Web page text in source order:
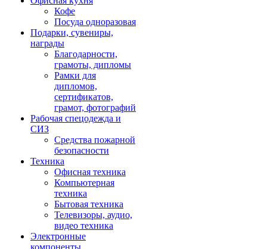
Кофе
Посуда одноразовая
Подарки, сувениры,
награды
Благодарности,
грамоты, дипломы
Рамки для
дипломов,
сертификатов,
грамот, фотографий
Рабочая спецодежда и
СИЗ
Средства пожарной
безопасности
Техника
Офисная техника
Компьютерная
техника
Бытовая техника
Телевизоры, аудио,
видео техника
Электронные
компоненты